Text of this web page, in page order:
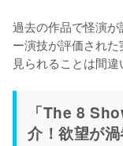
過去の作品で怪演
ー演技が評価され
見られることは間
「The 8
介！欲望が